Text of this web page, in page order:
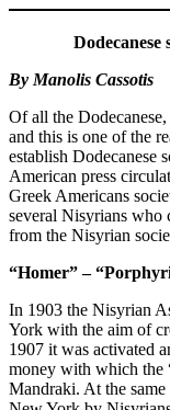
Dodecanese
By Manolis Cassotis
Of all the
and this is one of the
establish Dodecanese
American press
Greek Americans
several Nisyrians who
from the Nisyrian
“Homer” –
In 1903 the Nisyrian
York with the aim of
1907 it was activated
money with which the
Mandraki. At the